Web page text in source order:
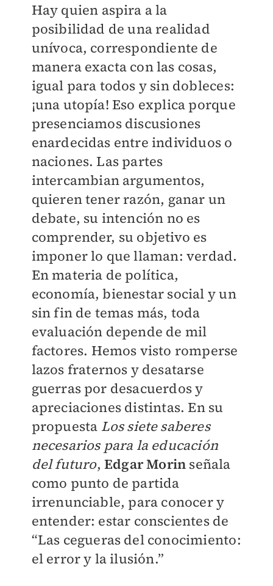
Hay quien aspira a la
posibilidad de una realidad
unívoca, correspondiente de
manera exacta con las cosas,
igual para todos y sin dobleces:
¡una utopía! Eso explica porque
presenciamos discusiones
enardecidas entre individuos o
naciones. Las partes
intercambian argumentos,
quieren tener razón, ganar un
debate, su intención no es
comprender, su objetivo es
imponer lo que llaman: verdad.
En materia de política,
economía, bienestar social y un
sin fin de temas más, toda
evaluación depende de mil
factores. Hemos visto romperse
lazos fraternos y desatarse
guerras por desacuerdos y
apreciaciones distintas. En su
propuesta Los siete saberes
necesarios para la educación
del futuro, Edgar Morin señala
como punto de partida
irrenunciable, para conocer y
entender: estar conscientes de
“Las cegueras del conocimiento:
el error y la ilusión.”